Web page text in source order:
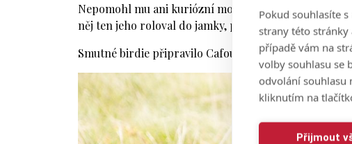
Pokud souhlasíte
strany této
případě vám na
volby souhlasu se
odvolání souhlasu
kliknutím na
Přijmout
Nepomohl mu ani kuriózní moment na závěrečné
něj ten jeho roloval do jamky, praporková tyč ho ale
Smutné birdie připravilo Cafourka o postup.